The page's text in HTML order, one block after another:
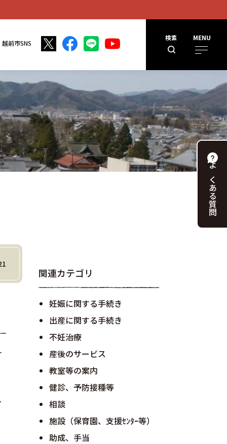
検索 MENU
越前市SNS
よくある
質問
関連カテゴリ
妊娠に関する手続き
出産に関する手続き
不妊治療
産後のサービス
教室等の案内
健診、予防接種等
相談
施設（保育園、支援ｾﾝﾀｰ等）
助成、手当